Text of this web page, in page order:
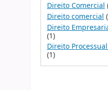
Direito Comercial
Direito comercial
Direito
(1)
Direito
(1)